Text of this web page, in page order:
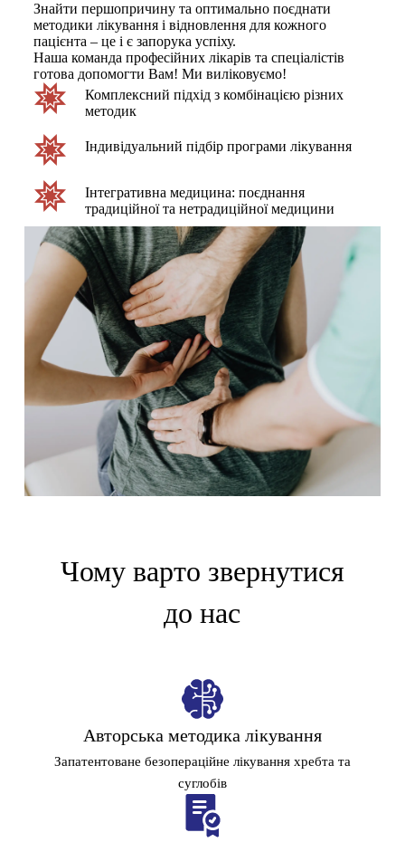
Знайти першопричину та оптимально поєднати
методики лікування і відновлення для кожного
пацієнта – це і є запорука успіху.
Наша команда професійних лікарів та спеціалістів
готова допомогти Вам! Ми виліковуємо!
Комплексний підхід з комбінацією різних
методик
Індивідуальний підбір програми лікування
Інтегративна медицина: поєднання
традиційної та нетрадиційної медицини
Чому варто звернутися
до нас
Авторська методика лікування
Запатентоване безопераційне лікування хребта та
суглобів